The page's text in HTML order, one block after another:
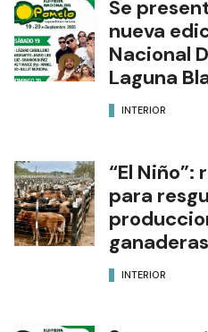
Se
nueva
Nacional
Laguna
INTERIOR
“El
para
ganaderas
INTERIOR